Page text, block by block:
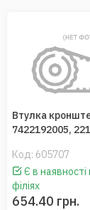
Код: 605707
Втулка
7422192005,
Є в наявності
філіях
654.40 грн.